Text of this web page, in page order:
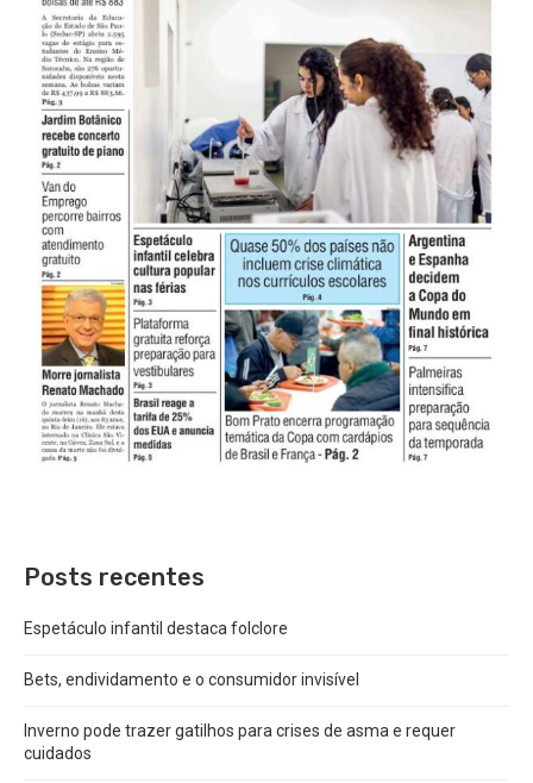
Posts recentes
Espetáculo infantil destaca folclore
Bets, endividamento e o consumidor invisível
Inverno pode trazer gatilhos para crises de asma e requer
cuidados